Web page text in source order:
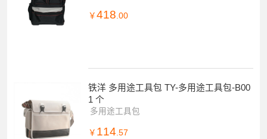
￥ 418.00
铁洋 多用途工具包 TY-多用途工具包-B00
1 个
多用途工具包
￥ 114.57